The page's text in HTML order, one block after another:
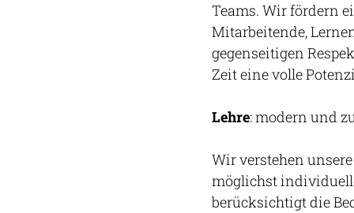
Teams. Wir fördern
Mitarbeitende,
gegenseitigen
Zeit eine volle
Lehre: modern und
Wir verstehen
möglichst
berücksichtigt die